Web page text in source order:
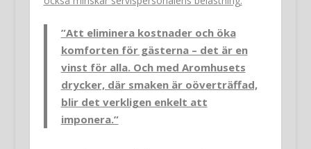
”Att eliminera kostnader och öka
komforten för gästerna – det är en
vinst för alla. Och med Aromhusets
drycker, där smaken är oöverträffad,
blir det verkligen enkelt att
imponera.”